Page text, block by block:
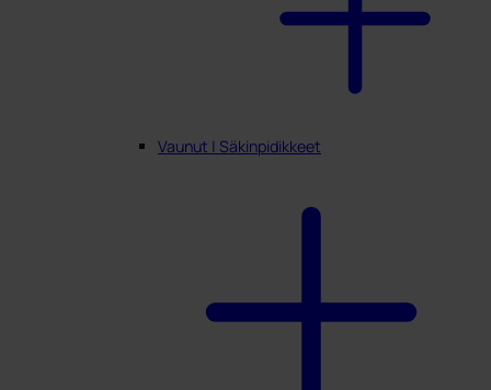
Vaunut | Säkinpidikkeet